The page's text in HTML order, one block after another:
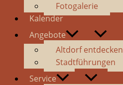
Fotogalerie
Kalender
Angebote
Altdorf entdecken
Stadtführungen
Service